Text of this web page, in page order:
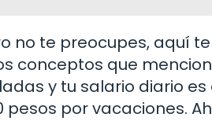
no te preocupes, aquí
conceptos que
y tu salario diario es
pesos por vacaciones.